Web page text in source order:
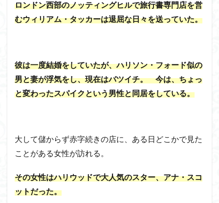
ロンドン西部のノッティングヒルで旅行書専門店を営
むウィリアム・タッカーは退屈な日々を送っていた。
彼は一度結婚をしていたが、ハリソン・フォード似の
男と妻が浮気をし、現在はバツイチ。 今は、ちょっ
と変わったスパイクという男性と同居をしている。
大して儲からず赤字続きの店に、ある日どこかで見た
ことがある女性が訪れる。
その女性はハリウッドで大人気のスター、アナ・スコ
ットだった。